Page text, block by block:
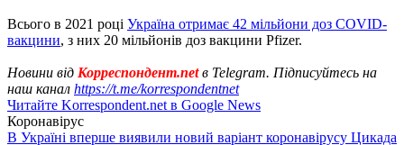
Всього в 2021 році Україна отримає 42 мільйони доз COVID-
вакцини, з них 20 мільйонів доз вакцини Pfizer.
Новини від Корреспондент.netв Telegram. Підписуйтесь на
наш канал https://t.me/korrespondentnet
Читайте Korrespondent.net в Google News
Коронавірус
В Україні вперше виявили новий варіант коронавірусу Цикада